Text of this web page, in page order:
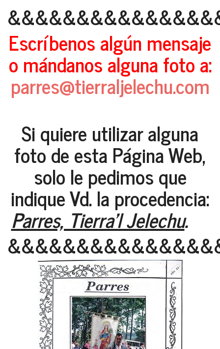
Escríbenos algún mensaje
o mándanos alguna foto a:
parres@tierraljelechu.com
Si quiere utilizar alguna
foto de esta Página Web,
solo le pedimos que
indique Vd. la procedencia:
Parres, Tierra'l Jelechu.